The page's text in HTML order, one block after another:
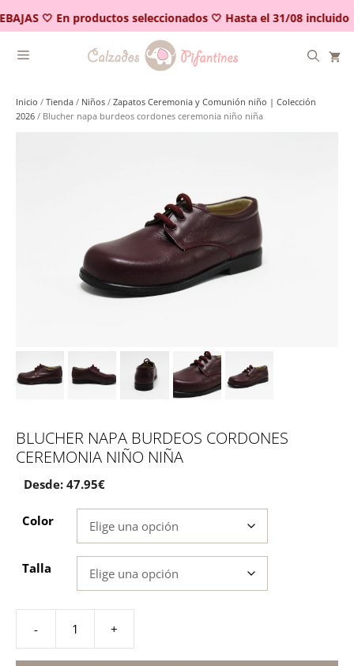
🤍 En productos seleccionados 🤍 Hasta el 31/08 incluido
al
contenido
Inicio / Tienda / Niños / Zapatos Ceremonia y Comunión niño | Colección
2026 / Blucher napa burdeos cordones ceremonia niño niña
BLUCHER NAPA BURDEOS CORDONES
CEREMONIA NIÑO NIÑA
Desde: 47.95€
Color
Talla
-
napa
+